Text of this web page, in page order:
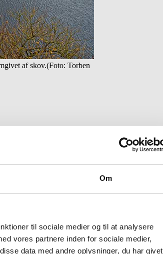
Om
til sociale medier og til at analysere
vores partnere inden for sociale medier,
data med andre oplysninger, du har givet
af skov.(Foto: Torben